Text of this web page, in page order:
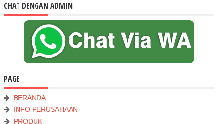
CHAT DENGAN ADMIN
PAGE
BERANDA
INFO PERUSAHAAN
PRODUK